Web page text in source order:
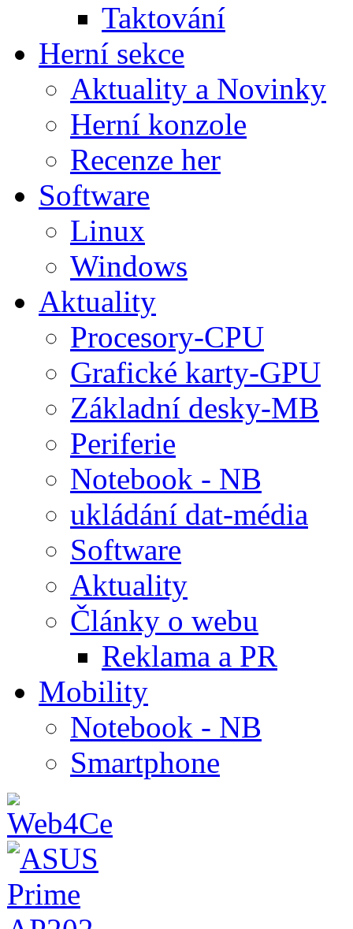
Taktování
Herní sekce
Aktuality a Novinky
Herní konzole
Recenze her
Software
Linux
Windows
Aktuality
Procesory-CPU
Grafické karty-GPU
Základní desky-MB
Periferie
Notebook - NB
ukládání dat-média
Software
Aktuality
Články o webu
Reklama a PR
Mobility
Notebook - NB
Smartphone